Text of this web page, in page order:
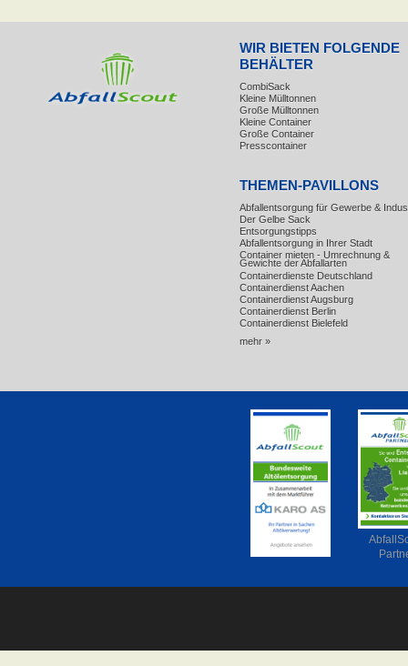
WIR BIETEN FOLGENDE
BEHÄLTER
CombiSack
Kleine Mülltonnen
Große Mülltonnen
Kleine Container
Große Container
Presscontainer
THEMEN-PAVILLONS
Abfallentsorgung für Gewerbe &
Der Gelbe Sack
Entsorgungstipps
Abfallentsorgung in Ihrer Stadt
Container mieten - Umrechnung &
Gewichte der Abfallarten
Containerdienste Deutschland
Containerdienst Aachen
Containerdienst Augsburg
Containerdienst Berlin
Containerdienst Bielefeld
mehr »